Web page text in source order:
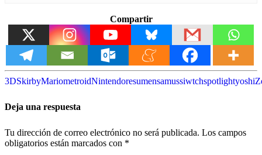
Compartir
3DSkirbyMariometroidNintendoresumensamussiwtchspotlightyoshi
Deja una respuesta
Tu dirección de correo electrónico no será publicada. Los campos
obligatorios están marcados con *